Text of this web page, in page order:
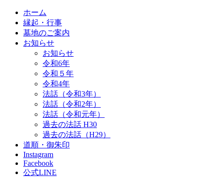
ホーム
縁起・行事
墓地のご案内
お知らせ
お知らせ
令和6年
令和５年
令和4年
法話（令和3年）
法話（令和2年）
法話（令和元年）
過去の法話 H30
過去の法話（H29）
道順・御朱印
Instagram
Facebook
公式LINE